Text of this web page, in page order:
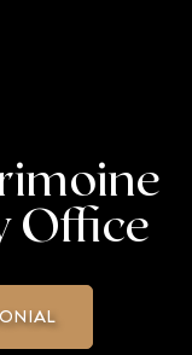
Office